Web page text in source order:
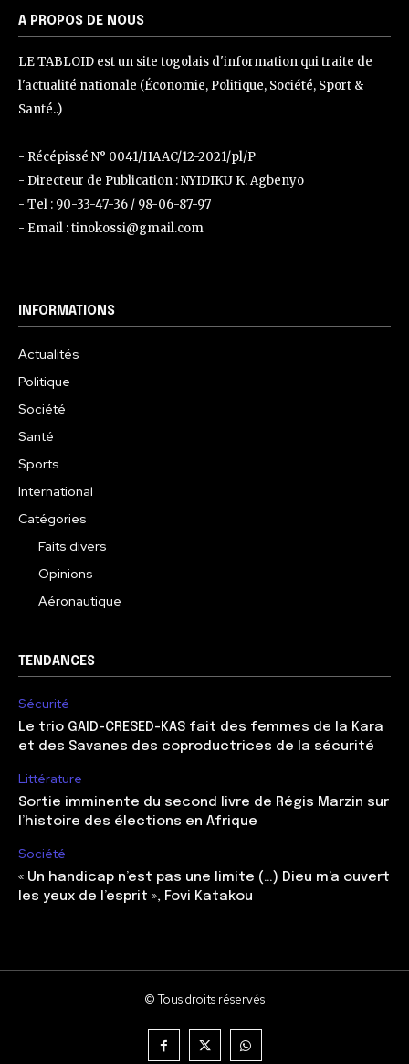
A PROPOS DE NOUS
LE TABLOID est un site togolais d'information qui traite de
l'actualité nationale (Économie, Politique, Société, Sport &
Santé..)
- Récépissé N° 0041/HAAC/12-2021/pl/P
- Directeur de Publication : NYIDIKU K. Agbenyo
- Tel : 90-33-47-36 / 98-06-87-97
- Email : tinokossi@gmail.com
INFORMATIONS
Actualités
Politique
Société
Santé
Sports
International
Catégories
Faits divers
Opinions
Aéronautique
TENDANCES
Sécurité
Le trio GAID-CRESED-KAS fait des femmes de la Kara
et des Savanes des coproductrices de la sécurité
Littérature
Sortie imminente du second livre de Régis Marzin sur
l’histoire des élections en Afrique
Société
« Un handicap n’est pas une limite (…) Dieu m’a ouvert
les yeux de l’esprit », Fovi Katakou
© Tous droits réservés